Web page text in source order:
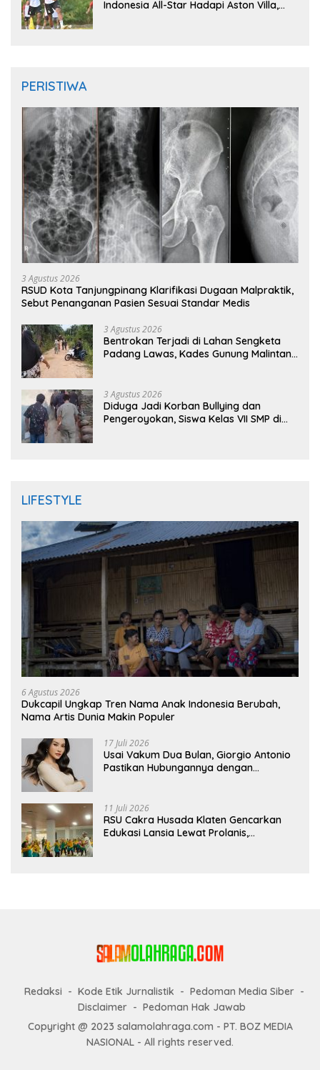
Indonesia All-Star Hadapi Aston Villa,
PERISTIWA
3 Agustus 2026
RSUD Kota Tanjungpinang Klarifikasi Dugaan Malpraktik,
Sebut Penanganan Pasien Sesuai Standar Medis
3 Agustus 2026
Bentrokan Terjadi di Lahan Sengketa
Padang Lawas, Kades Gunung Malintang
3 Agustus 2026
Diduga Jadi Korban Bullying dan
Pengeroyokan, Siswa Kelas VII SMP di
LIFESTYLE
6 Agustus 2026
Dukcapil Ungkap Tren Nama Anak Indonesia Berubah,
Nama Artis Dunia Makin Populer
17 Juli 2026
Usai Vakum Dua Bulan, Giorgio Antonio
Pastikan Hubungannya dengan
11 Juli 2026
RSU Cakra Husada Klaten Gencarkan
Edukasi Lansia Lewat Prolanis,
Redaksi Kode Etik Jurnalistik
Pedoman Media Siber
Disclaimer
Pedoman Hak Jawab
Copyright @ 2023 salamolahraga.com - PT. BOZ MEDIA
NASIONAL - All rights reserved.